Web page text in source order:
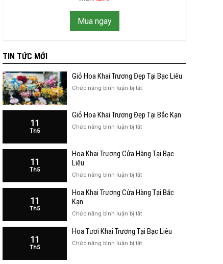
Mua ngay
TIN TỨC MỚI
Giỏ Hoa Khai Trương Đẹp Tại Bạc Liêu
Chức năng bình luận bị tắtở
Khai
Đẹp
Liêu
11
Th5
Giỏ Hoa Khai Trương Đẹp Tại Bắc Kạn
Chức năng bình luận bị tắtở
Khai
Tại
Kạn
11
Th5
Hoa Khai Trương Cửa Hàng Tại Bạc
Liêu
Chức năng bình luận bị tắtở
Khai
Hàng
Bạc
Liêu
11
Th5
Hoa Khai Trương Cửa Hàng Tại Bắc
Kạn
Chức năng bình luận bị tắtở
Khai
11
Th5
Hoa Tươi Khai Trương Tại Bạc Liêu
Chức năng bình luận bị tắtở